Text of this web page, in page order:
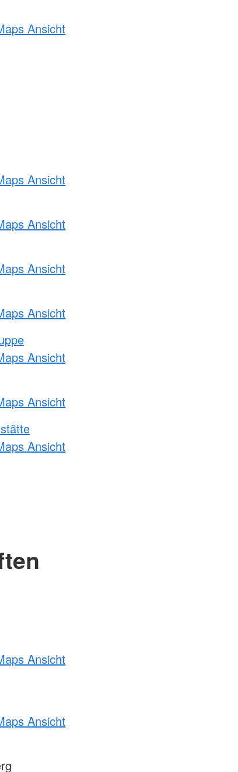
Ansicht
Ansicht
Ansicht
Ansicht
Ansicht
Ansicht
Ansicht
Ansicht
Ansicht
Ansicht